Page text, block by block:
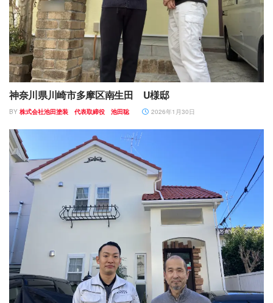
神奈川県川崎市多摩区南生田 U様邸
BY 株式会社池田塗装 代表取締役 池田聡 2026年1月30日